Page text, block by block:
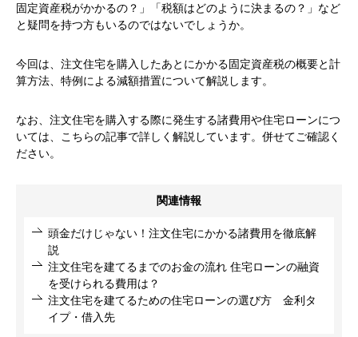
固定資産税がかかるの？」「税額はどのように決まるの？」など
と疑問を持つ方もいるのではないでしょうか。
今回は、注文住宅を購入したあとにかかる固定資産税の概要と計
算方法、特例による減額措置について解説します。
なお、注文住宅を購入する際に発生する諸費用や住宅ローンにつ
いては、こちらの記事で詳しく解説しています。併せてご確認く
ださい。
関連情報
頭金だけじゃない！注文住宅にかかる諸費用を徹底解
説
注文住宅を建てるまでのお金の流れ 住宅ローンの融資
を受けられる費用は？
注文住宅を建てるための住宅ローンの選び方 金利タ
イプ・借入先